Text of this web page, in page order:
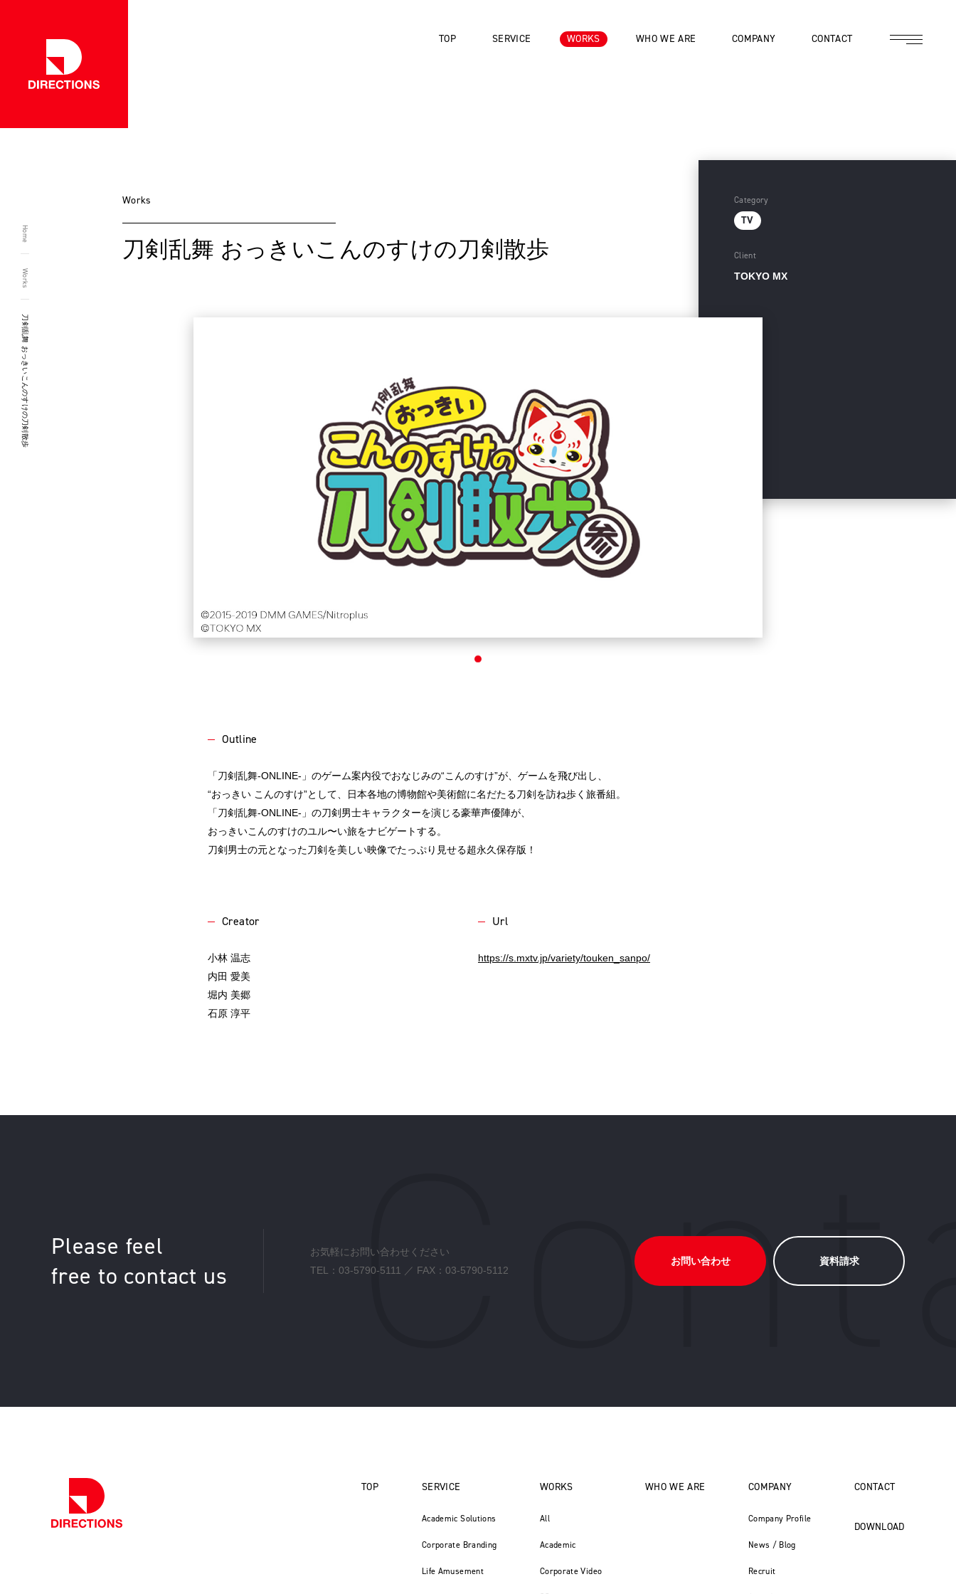
TOP SERVICE WORKS WHO WE ARE COMPANY CONTACT
Home
Works
刀剣乱舞 おっきいこんのすけの刀剣散歩
Works
刀剣乱舞 おっきいこんのすけの刀剣散歩
Category
TV
Client
TOKYO MX
Outline
「刀剣乱舞-ONLINE-」のゲーム案内役でおなじみの“こんのすけ”が、ゲームを飛び出し、
“おっきい こんのすけ”として、日本各地の博物館や美術館に名だたる刀剣を訪ね歩く旅番組。
「刀剣乱舞-ONLINE-」の刀剣男士キャラクターを演じる豪華声優陣が、
おっきいこんのすけのユル〜い旅をナビゲートする。
刀剣男士の元となった刀剣を美しい映像でたっぷり見せる超永久保存版！
Creator
小林 温志
内田 愛美
堀内 美郷
石原 淳平
Url
https://s.mxtv.jp/variety/touken_sanpo/
Please feel
free to contact us
お気軽にお問い合わせください
TEL： 03-5790-5111 ／ FAX：03-5790-5112
お問い合わせ 資料請求
TOP SERVICE
Academic Solutions
Corporate Branding
Life Amusement
WORKS
All
Academic
Corporate Video
WHO WE ARE COMPANY
Company Profile
News / Blog
Recruit
CONTACT
DOWNLOAD